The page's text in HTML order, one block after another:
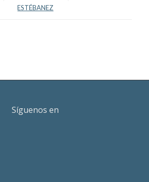
ESTÉBANEZ
Síguenos en